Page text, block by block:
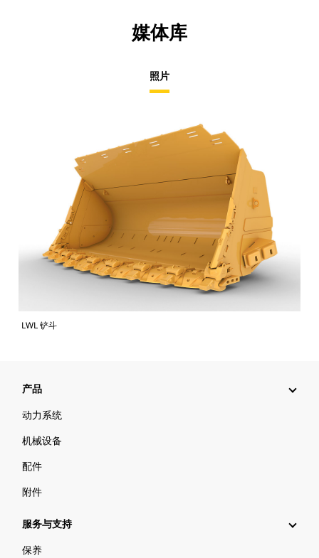
媒体库
照片
LWL 铲斗
产品
动力系统
机械设备
配件
附件
服务与支持
保养